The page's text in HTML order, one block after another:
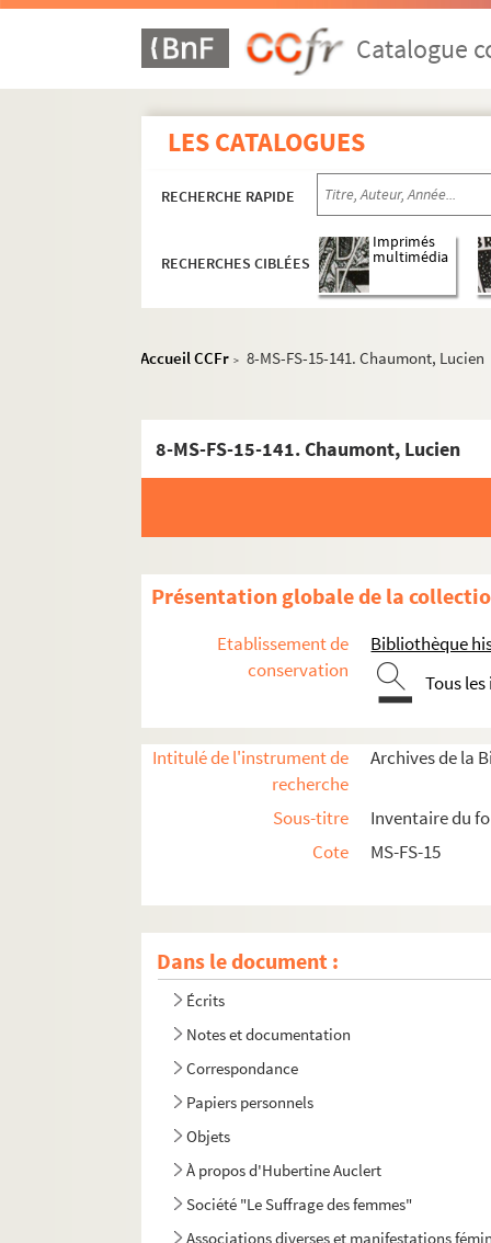
Catalogue
LES CATALOGUES
RECHERCHE RAPIDE
RECHERCHES CIBLÉES
Imprimés
multimédia
Accueil CCFr > 8-MS-FS-15-141. Chaumont, Lucien
8-MS-FS-15-141. Chaumont, Lucien
Présentation globale de la
Etablissement de
conservation
Bibliothèque
Tous
Intitulé de l'instrument de
recherche
Archives de la
Sous-titre
Inventaire du
Cote
MS-FS-15
Dans le document :
Écrits
Notes et documentation
Correspondance
Papiers personnels
Objets
À propos d'Hubertine Auclert
Société "Le Suffrage des femmes"
Associations diverses et manifestations